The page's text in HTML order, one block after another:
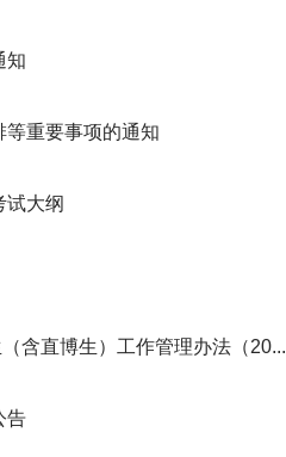
知
重要事项的通知
试大纲
含直博生）工作管理办法（20...
告